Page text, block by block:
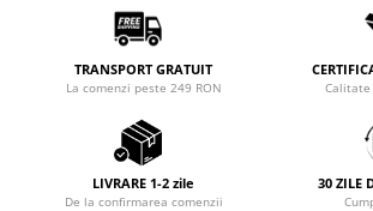
TRANSPORT GRATUIT
La comenzi peste 249 RON
LIVRARE 1-2 zile
De la confirmarea comenzii
30 ZILE